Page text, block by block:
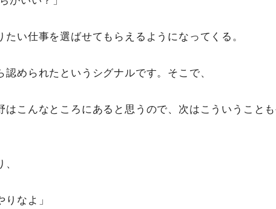
たい仕事を選ばせてもらえるようになってくる。
認められたというシグナルです。そこで、
はこんなところにあると思うので、次はこういうこと
りなよ」